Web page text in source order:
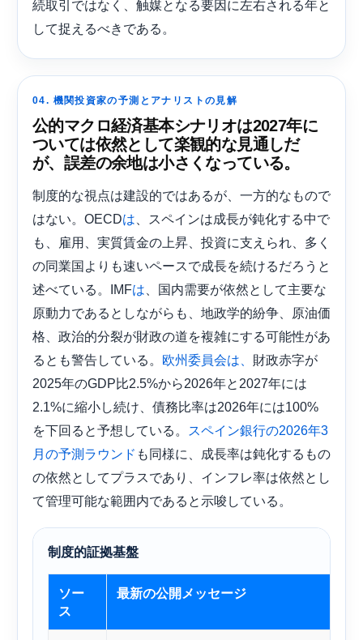
続取引ではなく、触媒となる要因に左右される年と
して捉えるべきである。
04. 機関投資家の予測とアナリストの見解
公的マクロ経済基本シナリオは2027年に
ついては依然として楽観的な見通しだ
が、誤差の余地は小さくなっている。
制度的な視点は建設的ではあるが、一方的なもので
はない。OECDは 、スペインは成長が鈍化する中で
も、雇用、実質賃金の上昇、投資に支えられ、多く
の同業国よりも速いペースで成長を続けるだろうと
述べている。IMFは 、国内需要が依然として主要な
原動力であるとしながらも、地政学的紛争、原油価
格、政治的分裂が財政の道を複雑にする可能性があ
るとも警告している。 欧州委員会は、 財政赤字が
2025年のGDP比2.5%から2026年と2027年には
2.1%に縮小し続け、債務比率は2026年には100%
を下回ると予想している。
スペイン銀行の2026年3
月の予測ラウンド も同様に、成長率は鈍化するもの
の依然としてプラスであり、インフレ率は依然とし
て管理可能な範囲内であると示唆している。
制度的証拠基盤
ソー
ス
最新の公開メッセージ